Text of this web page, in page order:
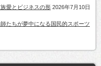
愛とビジネスの形 2026年7月10日
たちが夢中になる国民的スポーツ